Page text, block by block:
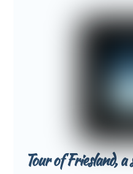
Tour of Friesland,